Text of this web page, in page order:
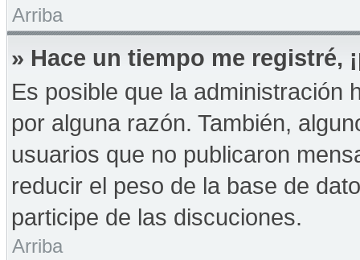
Arriba
» Hace un tiempo me registré,
Es posible que la administración
por alguna razón. También,
usuarios que no publicaron
reducir el peso de la base de
participe de las discuciones.
Arriba